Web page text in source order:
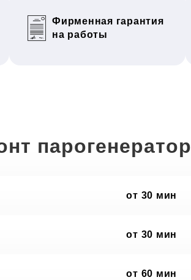
Фирменная гарантия
на работы
от 30 мин
от 30 мин
от 60 мин